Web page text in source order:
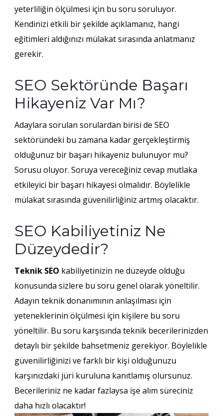
yeterliliğin ölçülmesi için bu soru soruluyor.
Kendinizi etkili bir şekilde açıklamanız, hangi
eğitimleri aldığınızı mülakat sırasında anlatmanız
gerekir.
SEO Sektöründe Başarı
Hikayeniz Var Mı?
Adaylara sorulan sorulardan birisi de SEO
sektöründeki bu zamana kadar gerçekleştirmiş
olduğunuz bir başarı hikayeniz bulunuyor mu?
Sorusu oluyor. Soruya vereceğiniz cevap mutlaka
etkileyici bir başarı hikayesi olmalıdır. Böylelikle
mülakat sırasında güvenilirliğiniz artmış olacaktır.
SEO Kabiliyetiniz Ne
Düzeydedir?
Teknik SEO kabiliyetinizin ne düzeyde olduğu
konusunda sizlere bu soru genel olarak yöneltilir.
Adayın teknik donanımının anlaşılması için
yeteneklerinin ölçülmesi için kişilere bu soru
yöneltilir. Bu soru karşısında teknik becerilerinizden
detaylı bir şekilde bahsetmeniz gerekiyor. Böylelikle
güvenilirliğinizi ve farklı bir kişi olduğunuzu
karşınızdaki jüri kuruluna kanıtlamış olursunuz.
Becerileriniz ne kadar fazlaysa işe alım süreciniz
daha hızlı olacaktır!